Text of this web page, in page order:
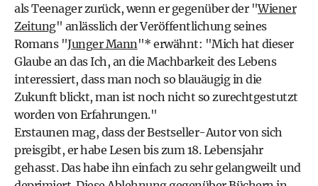
als Teenager zurück, wenn er gegenüber der "Wiener
Zeitung" anlässlich der Veröffentlichung seines
Romans "Junger Mann "* erwähnt: "Mich hat dieser
Glaube an das Ich, an die Machbarkeit des Lebens
interessiert, dass man noch so blauäugig in die
Zukunft blickt, man ist noch nicht so zurechtgestutzt
worden von Erfahrungen."
Erstaunen mag, dass der Bestseller-Autor von sich
preisgibt, er habe Lesen bis zum 18. Lebensjahr
gehasst. Das habe ihn einfach zu sehr gelangweilt und